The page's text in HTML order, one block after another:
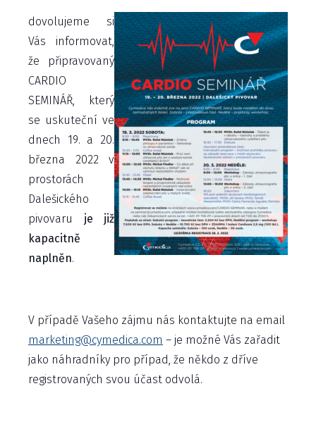
dovolujeme si
Vás informovat,
že připravovaný
CARDIO
SEMINÁŘ, který
se uskuteční ve
dnech 19. a 20.
března 2022 v
prostorách
Dalešického
pivovaru je již
kapacitně
naplněn.
V případě Vašeho zájmu nás kontaktujte na email
marketing@cymedica.com – je možné Vás zařadit
jako náhradníky pro případ, že někdo z dříve
registrovaných svou účast odvolá.